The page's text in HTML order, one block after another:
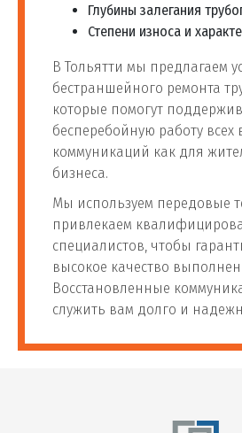
Глубины залегания
Степени износа и
В Тольятти мы предлагаем
бестраншейного ремонта
которые помогут
бесперебойную работу всех
коммуникаций как для
бизнеса.
Мы используем передовые
привлекаем
специалистов, чтобы
высокое качество
Восстановленные
служить вам долго и